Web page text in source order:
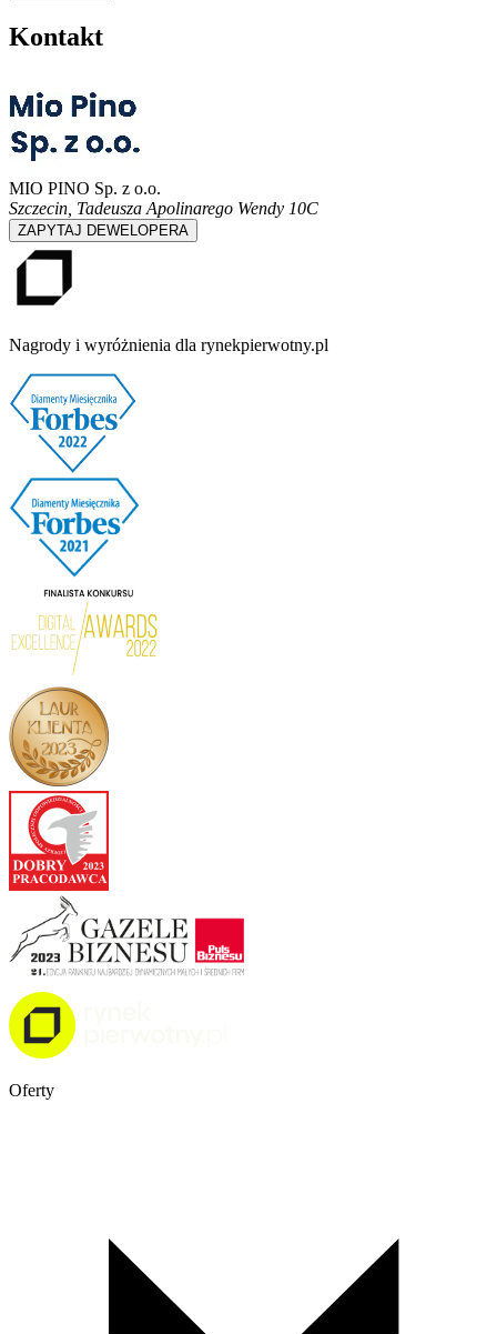
Kontakt
MIO PINO Sp. z o.o.
Szczecin Tadeusza Apolinarego Wendy 10C
ZAPYTAJ DEWELOPERA
Nagrody i wyróżnienia dla rynekpierwotny.pl
Oferty